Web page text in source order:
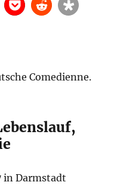
Comedienne.
in Darmstadt